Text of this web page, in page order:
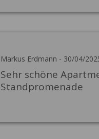
Markus Erdmann - 30/04/
Sehr schöne
Standpromenade